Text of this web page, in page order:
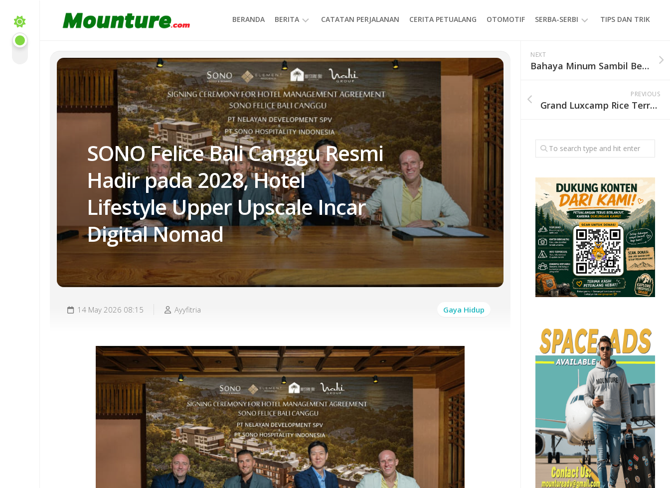
content
BERANDA BERITA CATATAN PERJALANAN CERITA PETUALANG OTOMOTIF SERBA-SERBI
EVENT
GAYA
TIPS DAN TRIK
SONO Felice Bali Canggu Resmi
Hadir pada 2028, Hotel
Lifestyle Upper Upscale Incar
Digital Nomad
14 May 2026 08:15 Ayyfitria Gaya Hidup
NEXT
Bahaya Minum Sambil Berdiri saat Mendaki Gunung, Bisa Ganggu Pencernaan hingga Lambung
PREVIOUS
Grand Luxcamp Rice Terrace Pangandaran by Horison Resmi Dibuka, Tawarkan Glamping Mewah Dekat Pantai